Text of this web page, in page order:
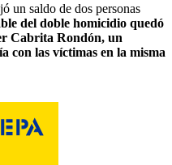
un saldo de dos personas
del doble homicidio quedó
Cabrita Rondón, un
con las víctimas en la misma